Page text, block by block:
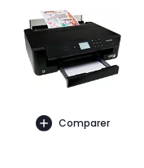
Comparer